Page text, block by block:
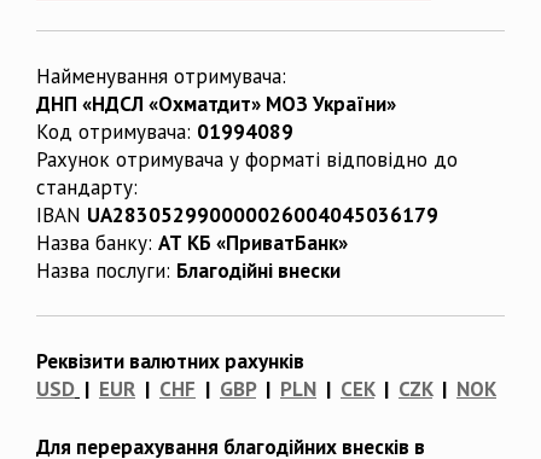
Найменування отримувача:
ДНП «НДСЛ «Охматдит» МОЗ України»
Код отримувача: 01994089
Рахунок отримувача у форматі відповідно до
стандарту:
IBAN UA283052990000026004045036179
Назва банку: АТ КБ «ПриватБанк»
Назва послуги: Благодійні внески
Реквізити валютних рахунків
USD | EUR | CHF | GBP| PLN | CEK| CZK| NOK
Для перерахування благодійних внесків в